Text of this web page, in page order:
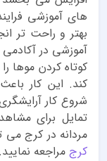
های آموزشی
بهتر و راحت تر
آموزشی در
کوتاه کردن موها
کند. این کار
شروع کار
تمایل برای
مردانه در کرج می
کرج مراجعه نمایید.